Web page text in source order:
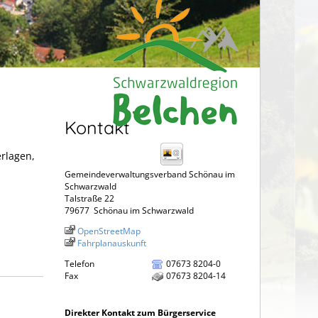
Kontakt
Gemeindeverwaltungsverband Schönau im
Schwarzwald
Talstraße 22
79677 Schönau im Schwarzwald
OpenStreetMap
Fahrplanauskunft
Telefon
07673 8204-0
Fax
07673 8204-14
Direkter Kontakt zum Bürgerservice